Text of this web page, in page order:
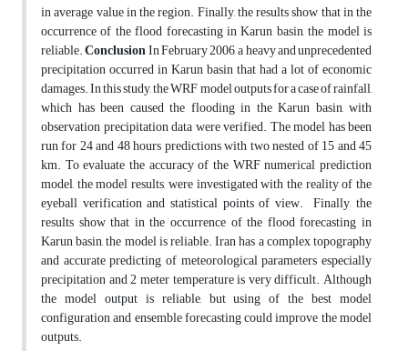
in average value in the region. Finally, the results show that in the
occurrence of the flood forecasting in Karun basin, the model is
reliable.ConclusionIn February 2006, a heavy and unprecedented
precipitation occurred in Karun basin that had a lot of economic
damages. In this study, the WRF model outputs for a case of rainfall,
which has been caused the flooding in the Karun basin, with
observation precipitation data were verified. The model has been
run for 24 and 48 hours predictions with two nested of 15 and 45
km. To evaluate the accuracy of the WRF numerical prediction
model, the model results, were investigated with the reality of the
eyeball verification and statistical points of view. Finally, the
results show that in the occurrence of the flood forecasting in
Karun basin, the model is reliable. Iran has a complex topography
and accurate predicting of meteorological parameters especially
precipitation and 2 meter temperature is very difficult. Although
the model output is reliable, but using of the best model
configuration and ensemble forecasting could improve the model
outputs.